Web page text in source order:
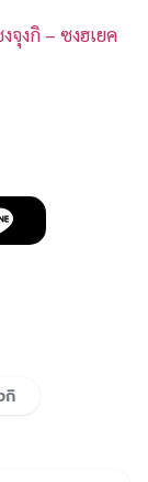
จุงกิ – ซงฮเยค
กิ